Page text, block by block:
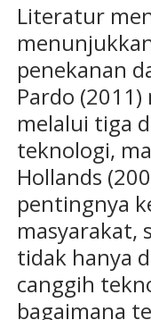
Literatur
penekanan
Pardo
melalui tiga
teknologi,
Hollands
pentingnya
masyarakat,
tidak hanya
canggih
bagaimana